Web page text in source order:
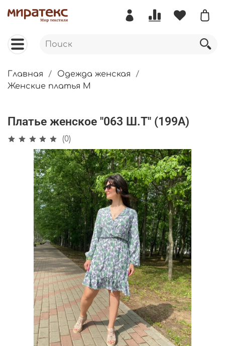
Главная
Одежда женская
Женские платья М
Платье женское "063 Ш.Т" (199А)
(0)